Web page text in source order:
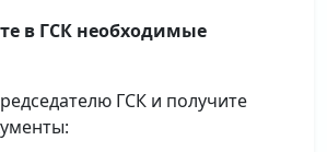
в ГСК необходимые
ГСК и получите